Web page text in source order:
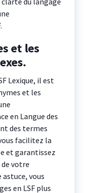
et les
Lexique, il est
et les
en Langue des
des termes
facilitez la
et garantissez
votre
vous
en LSF plus